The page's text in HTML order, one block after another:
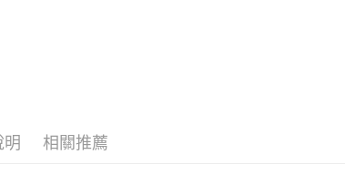
明 相關推薦